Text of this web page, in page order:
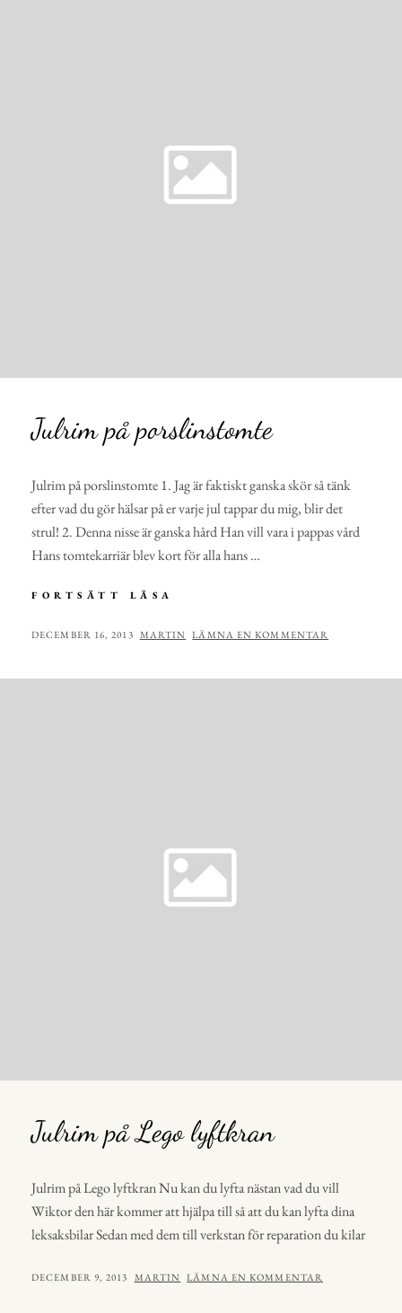
Julrim på porslinstomte
Julrim på porslinstomte 1. Jag är faktiskt ganska skör så tänk
efter vad du gör hälsar på er varje jul tappar du mig, blir det
strul! 2. Denna nisse är ganska hård Han vill vara i pappas vård
Hans tomtekarriär blev kort för alla hans …
FORTSÄTT LÄSA
PORSLINSTOMTE
PUBLICERAT
DECEMBER 16, 2013 AV
MARTIN LÄMNA EN KOMMENTAR
Julrim på Lego lyftkran
Julrim på Lego lyftkran Nu kan du lyfta nästan vad du vill
Wiktor den här kommer att hjälpa till så att du kan lyfta dina
leksaksbilar Sedan med dem till verkstan för reparation du kilar
PUBLICERAT
DECEMBER 9, 2013 AV
MARTIN LÄMNA EN KOMMENTAR